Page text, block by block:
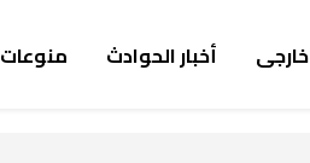
خارجى أخبار الحوادث منوعات